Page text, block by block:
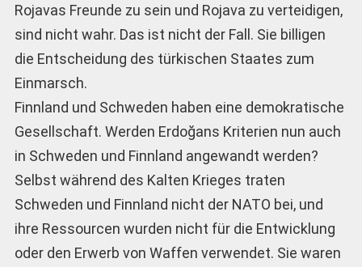
Rojavas Freunde zu sein und Rojava zu verteidigen,
sind nicht wahr. Das ist nicht der Fall. Sie billigen
die Entscheidung des türkischen Staates zum
Einmarsch.
Finnland und Schweden haben eine demokratische
Gesellschaft. Werden Erdoğans Kriterien nun auch
in Schweden und Finnland angewandt werden?
Selbst während des Kalten Krieges traten
Schweden und Finnland nicht der NATO bei, und
ihre Ressourcen wurden nicht für die Entwicklung
oder den Erwerb von Waffen verwendet. Sie waren